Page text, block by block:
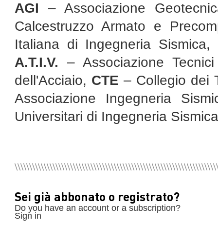
AGI – Associazione
Calcestruzzo Armato e
Italiana di Ingegneria Sismica,
A.T.I.V. – Associazione
dell'Acciaio, CTE – Collegio dei
Associazione Ingegneria
Universitari di Ingegneria Sismica
Sei già abbonato o registrato?
Do you have an account or a subscription?
Sign in